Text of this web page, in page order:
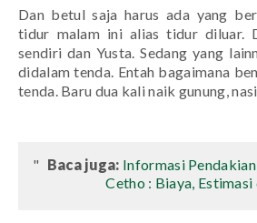
Dan betul saja harus ada yang
tidur malam ini alias tidur diluar.
sendiri dan Yusta. Sedang yang
didalam tenda. Entah bagaimana
tenda. Baru dua kali naik gunung,
Baca juga: Informasi
Cetho : Biaya, Estimasi